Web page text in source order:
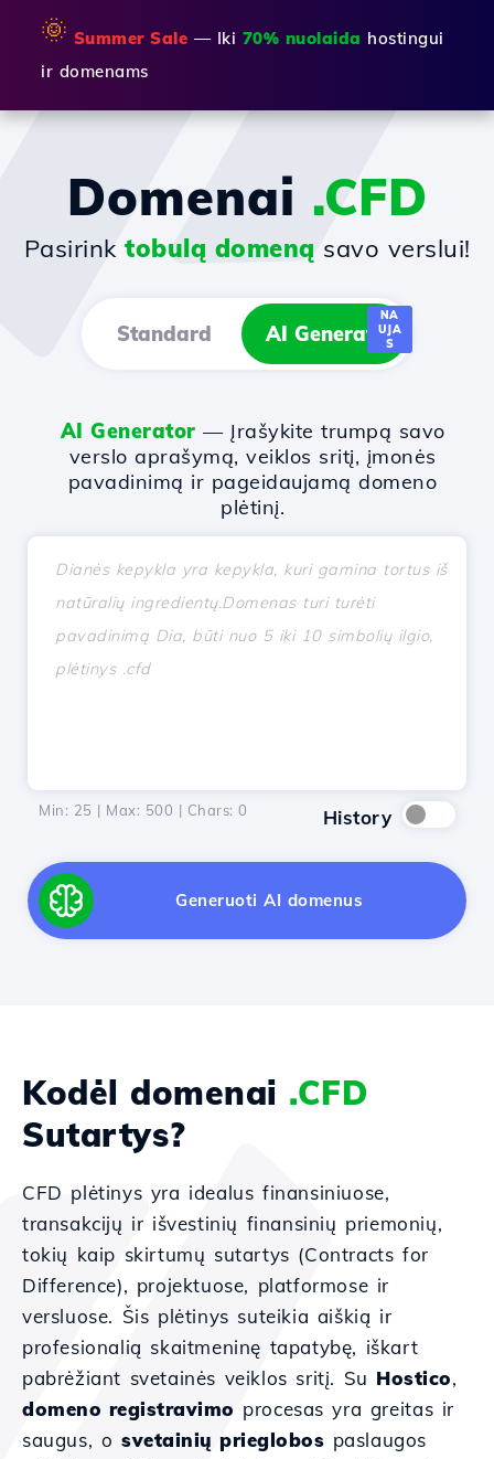
🌞 Summer Sale — Iki 70% nuolaida hostingui
ir domenams
Domenai .CFD
Pasirink tobulą domeną savo verslui!
Standard AI Generator
NA
UJA
S
AI Generator — Įrašykite trumpą savo
verslo aprašymą, veiklos sritį, įmonės
pavadinimą ir pageidaujamą domeno
plėtinį.
Min: 25 | Max: 500 | Chars: 0 History
Generuoti AI domenus
Kodėl domenai .CFD
Sutartys?
CFD plėtinys yra idealus finansiniuose,
transakcijų ir išvestinių finansinių priemonių,
tokių kaip skirtumų sutartys (Contracts for
Difference), projektuose, platformose ir
versluose. Šis plėtinys suteikia aiškią ir
profesionalią skaitmeninę tapatybę, iškart
pabrėžiant svetainės veiklos sritį. Su Hostico,
domeno registravimo procesas yra greitas ir
saugus, o svetainių prieglobos paslaugos